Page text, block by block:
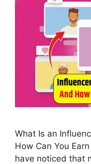
What Is an
How Can You
have noticed that